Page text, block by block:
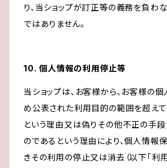
り、当ショップが訂正等の義務を負わ
ではありません。
10. 個人情報の利用停止等
当ショップは、お客様から、お客様の
め公表された利用目的の範囲を超え
という理由又は偽りその他不正の手
のであるという理由により、個人情報
きその利用の停止又は消去（以下「利